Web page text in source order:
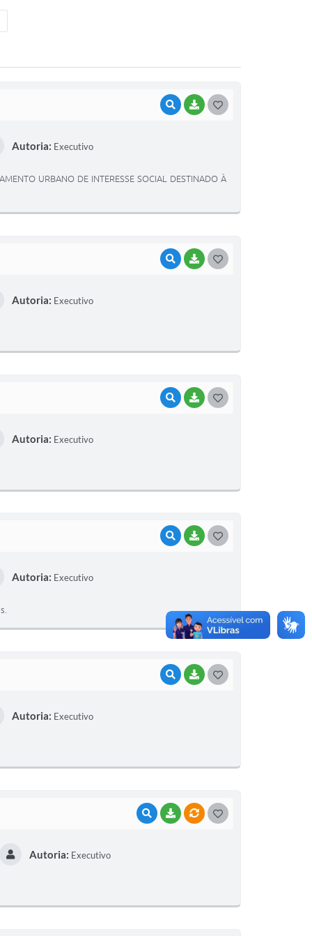
VISUALIZAR
BAIXAR
I
Autoria: Executivo
URBANO DE INTERESSE SOCIAL DESTINADO À
VISUALIZAR
BAIXAR
Autoria: Executivo
VISUALIZAR
BAIXAR
Autoria: Executivo
VISUALIZAR
BAIXAR
E
Autoria: Executivo
VISUALIZAR
BAIXAR
Autoria: Executivo
VISUALIZAR
BAIXARVÍNCULOS
Autoria: Executivo